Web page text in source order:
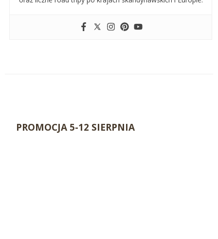
PROMOCJA 5-12 SIERPNIA